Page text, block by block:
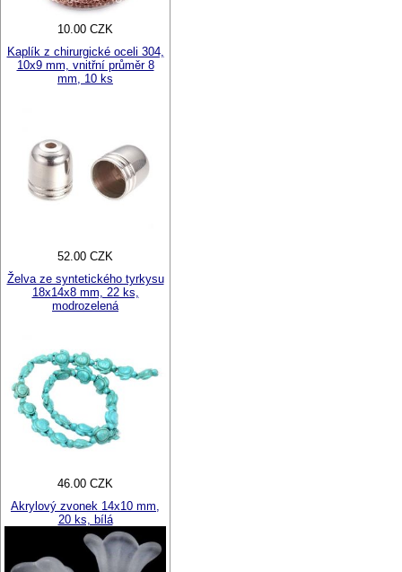
10.00 CZK
Kaplík z chirurgické oceli 304,
10x9 mm, vnitřní průměr 8
mm, 10 ks
52.00 CZK
Želva ze syntetického tyrkysu
18x14x8 mm, 22 ks,
modrozelená
46.00 CZK
Akrylový zvonek 14x10 mm,
20 ks, bílá